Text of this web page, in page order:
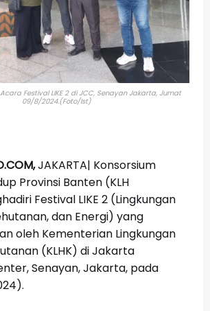
Festival LIKE 2 di JCC, Senayan Jakarta, Jumat
09/8/2024.(Foto/Ist)
JAKARTA| Konsorsium
Provinsi Banten (KLH
Festival LIKE 2 (Lingkungan
dan Energi) yang
oleh Kementerian Lingkungan
(KLHK) di Jakarta
Senayan, Jakarta, pada